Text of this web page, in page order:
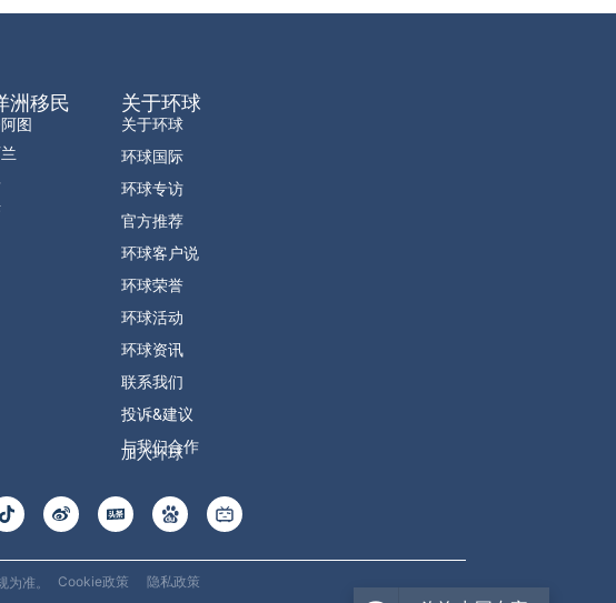
洲移民
图
关于环球
关于环球
环球国际
环球专访
官方推荐
环球客户说
环球荣誉
环球活动
环球资讯
联系我们
投诉&建议
与我们合作
加入环球
T
i
k
t
o
k
W
e
i
b
o
准。 Cookie政策 隐私政策